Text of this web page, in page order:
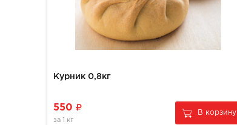
Курник 0,8кг
550
за 1 кг
В корзину